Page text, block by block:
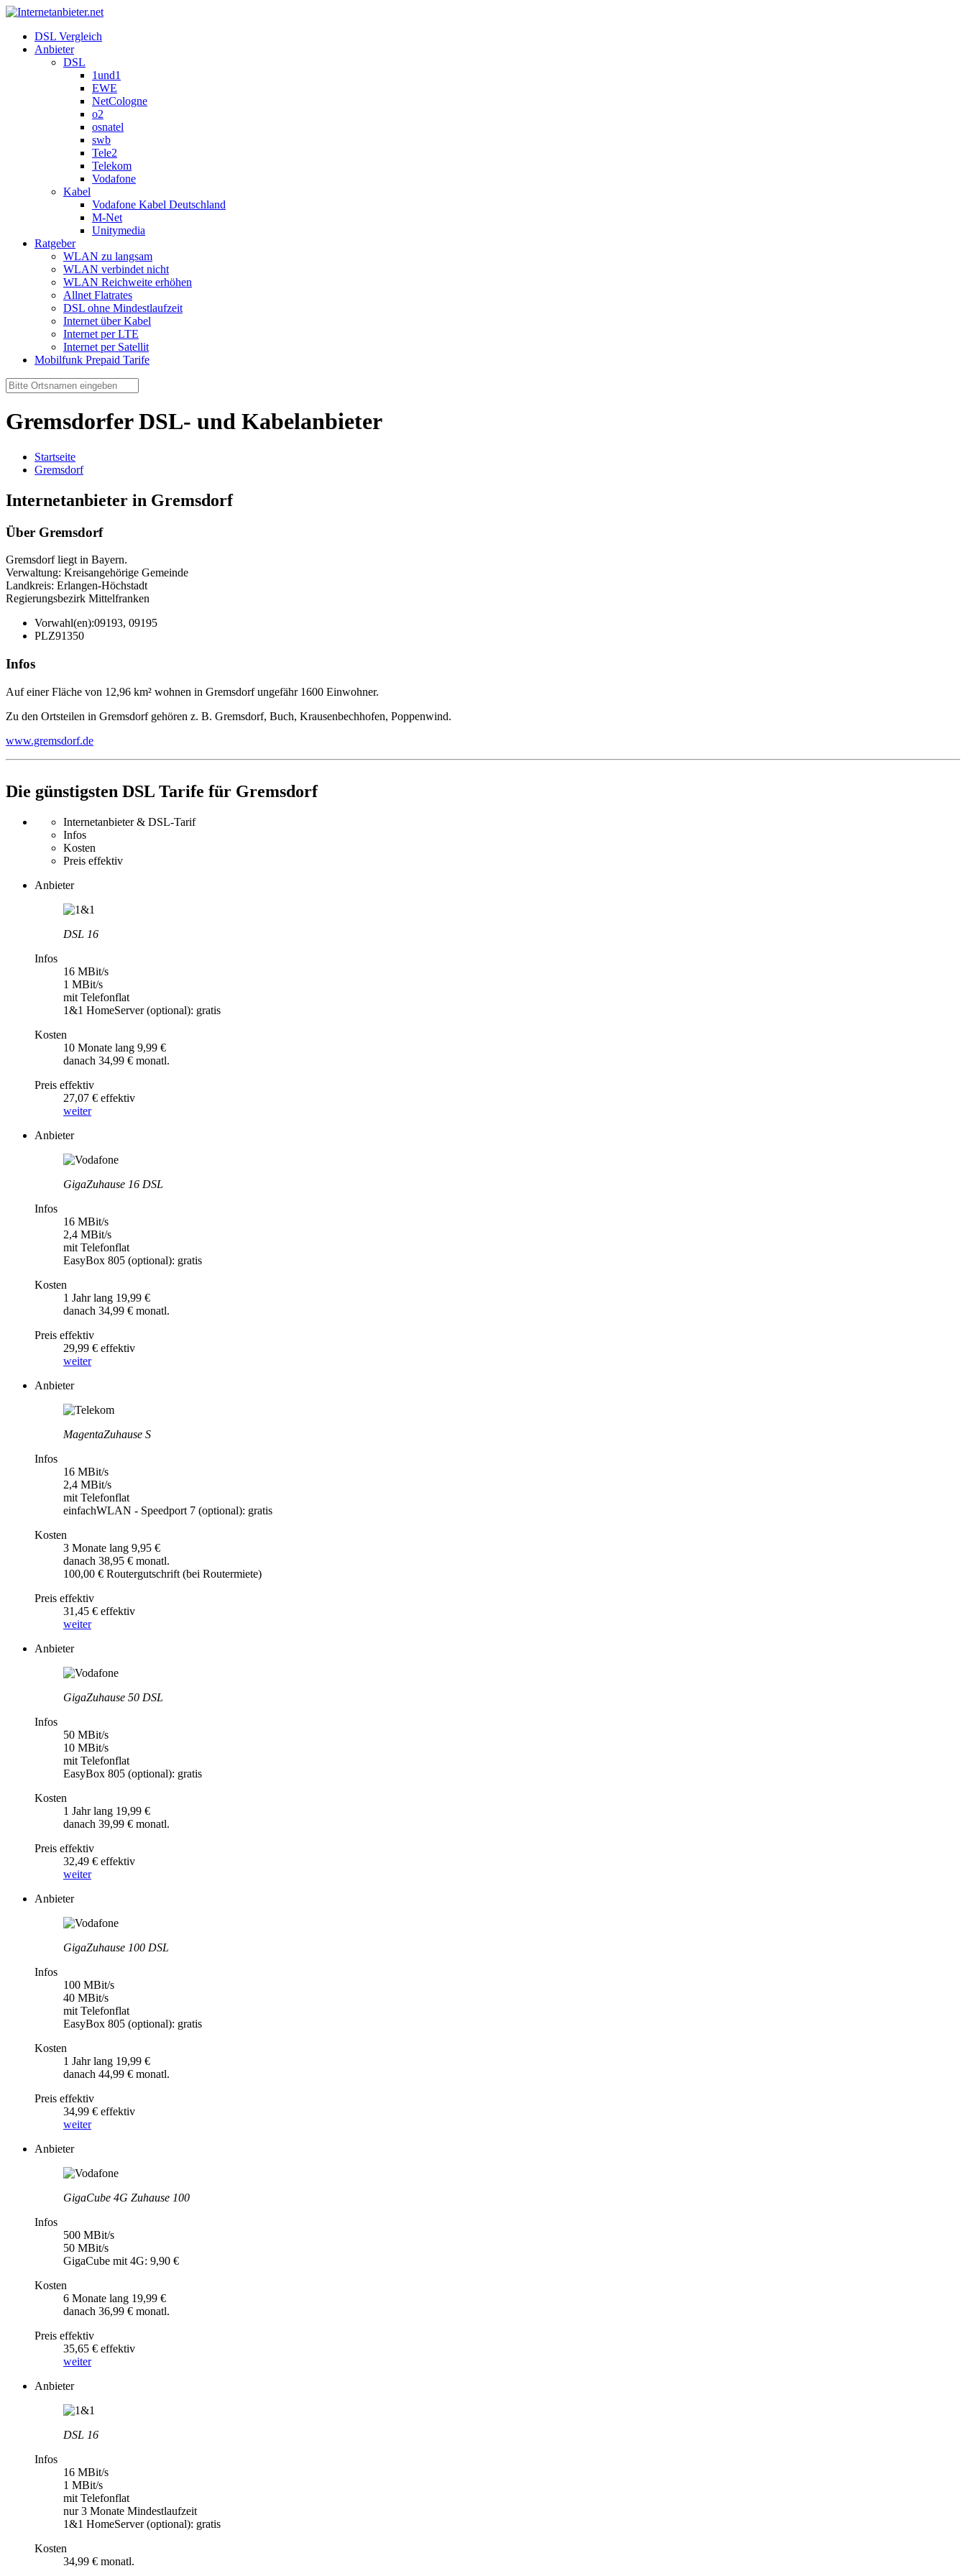
DSL Vergleich
Anbieter
DSL
1und1
EWE
NetCologne
o2
osnatel
swb
Tele2
Telekom
Vodafone
Kabel
Vodafone Kabel Deutschland
M-Net
Unitymedia
Ratgeber
WLAN zu langsam
WLAN verbindet nicht
WLAN Reichweite erhöhen
Allnet Flatrates
DSL ohne Mindestlaufzeit
Internet über Kabel
Internet per LTE
Internet per Satellit
Mobilfunk Prepaid Tarife
Gremsdorfer DSL- und Kabelanbieter
Startseite
Gremsdorf
Internetanbieter in Gremsdorf
Über Gremsdorf
Gremsdorf liegt in Bayern.
Verwaltung: Kreisangehörige Gemeinde
Landkreis: Erlangen-Höchstadt
Regierungsbezirk Mittelfranken
Vorwahl(en):09193, 09195
PLZ91350
Infos
Auf einer Fläche von 12,96 km² wohnen in Gremsdorf ungefähr 1600 Einwohner.
Zu den Ortsteilen in Gremsdorf gehören z. B. Gremsdorf, Buch, Krausenbechhofen, Poppenwind.
www.gremsdorf.de
Die günstigsten DSL Tarife für Gremsdorf
Internetanbieter & DSL-Tarif
Infos
Kosten
Preis effektiv
Anbieter
DSL 16
Infos
16 MBit/s
1 MBit/s
mit Telefonflat
1&1 HomeServer (optional): gratis
Kosten
10 Monate lang 9,99 €
danach 34,99 € monatl.
Preis effektiv
27,07 € effektiv
weiter
Anbieter
GigaZuhause 16 DSL
Infos
16 MBit/s
2,4 MBit/s
mit Telefonflat
EasyBox 805 (optional): gratis
Kosten
1 Jahr lang 19,99 €
danach 34,99 € monatl.
Preis effektiv
29,99 € effektiv
weiter
Anbieter
MagentaZuhause S
Infos
16 MBit/s
2,4 MBit/s
mit Telefonflat
einfachWLAN - Speedport 7 (optional): gratis
Kosten
3 Monate lang 9,95 €
danach 38,95 € monatl.
100,00 € Routergutschrift (bei Routermiete)
Preis effektiv
31,45 € effektiv
weiter
Anbieter
GigaZuhause 50 DSL
Infos
50 MBit/s
10 MBit/s
mit Telefonflat
EasyBox 805 (optional): gratis
Kosten
1 Jahr lang 19,99 €
danach 39,99 € monatl.
Preis effektiv
32,49 € effektiv
weiter
Anbieter
GigaZuhause 100 DSL
Infos
100 MBit/s
40 MBit/s
mit Telefonflat
EasyBox 805 (optional): gratis
Kosten
1 Jahr lang 19,99 €
danach 44,99 € monatl.
Preis effektiv
34,99 € effektiv
weiter
Anbieter
GigaCube 4G Zuhause 100
Infos
500 MBit/s
50 MBit/s
GigaCube mit 4G: 9,90 €
Kosten
6 Monate lang 19,99 €
danach 36,99 € monatl.
Preis effektiv
35,65 € effektiv
weiter
Anbieter
DSL 16
Infos
16 MBit/s
1 MBit/s
mit Telefonflat
nur 3 Monate Mindestlaufzeit
1&1 HomeServer (optional): gratis
Kosten
34,99 € monatl.